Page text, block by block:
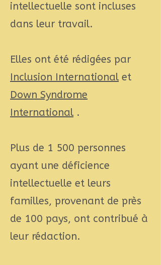
intellectuelle sont incluses
dans leur travail.
Elles ont été rédigées par
Inclusion Internationalet
Down Syndrome
International.
Plus de 1 500 personnes
ayant une déficience
intellectuelle et leurs
familles, provenant de près
de 100 pays, ont contribué à
leur rédaction.